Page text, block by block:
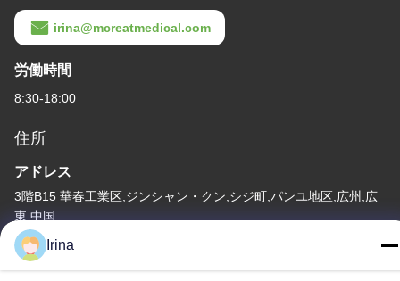
irina@mcreatmedical.com
労働時間
8:30-18:00
住所
アドレス
3階B15 華春工業区,ジンシャン・クン,シジ町,パンユ地区,広州,広
東 中国
テレ
86-020-3156-0583
Irina